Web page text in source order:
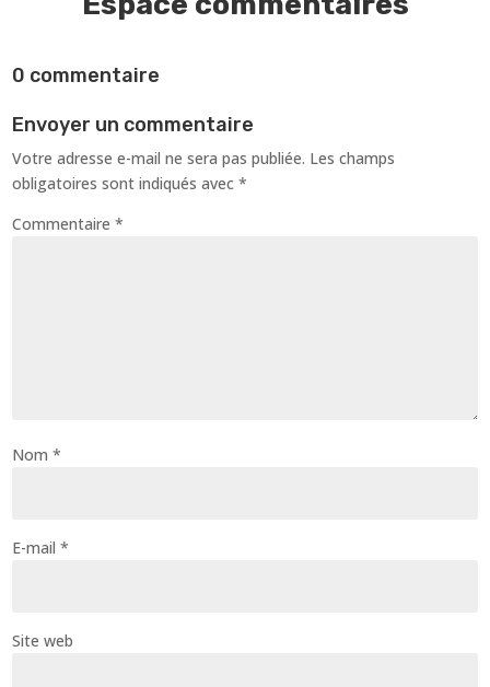
0 commentaire
Envoyer un commentaire
Votre adresse e-mail ne sera pas publiée. Les champs
obligatoires sont indiqués avec*
Commentaire*
Nom*
E-mail*
Site web